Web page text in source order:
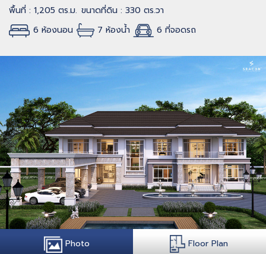
พื้นที่ : 1,205 ตร.ม. ขนาดที่ดิน : 330 ตร.วา
6 ห้องนอน
7 ห้องน้ำ 6 ที่จอดรถ
Photo Floor Plan